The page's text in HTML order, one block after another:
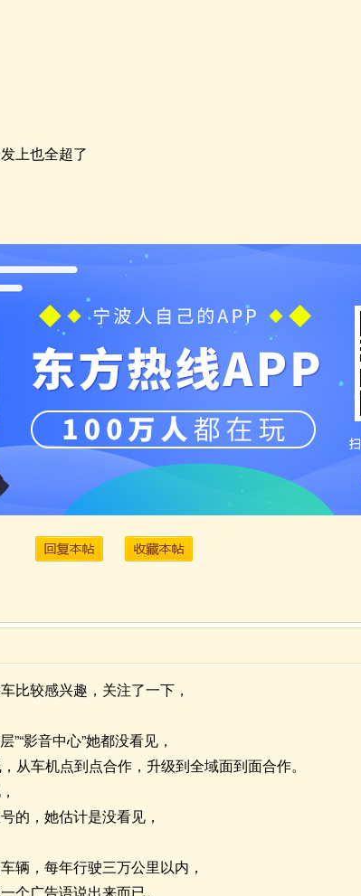
上也全超了
比较感兴趣，关注了一下，
影音中心”她都没看见，
从车机点到点合作，升级到全域面到面合作。
的，她估计是没看见，
辆，每年行驶三万公里以内，